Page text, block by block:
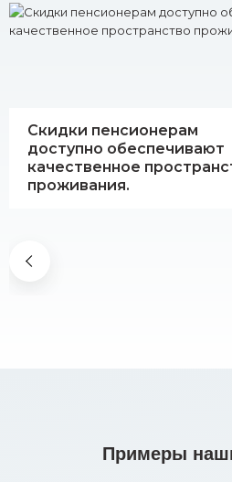
Скидки пенсионерам
доступно обеспечивают
качественное
проживания.
Примеры